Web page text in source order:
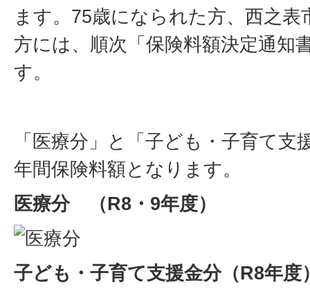
ます。75歳になられた方、西之
方には、順次「保険料額決定通知
す。
「医療分」と「子ども・子育て支
年間保険料額となります。
医療分 （R8・9年度）
子ども・子育て支援金分（R8年度